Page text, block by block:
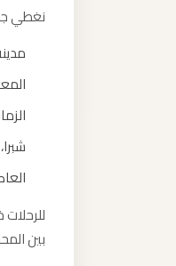
نغطي
بين